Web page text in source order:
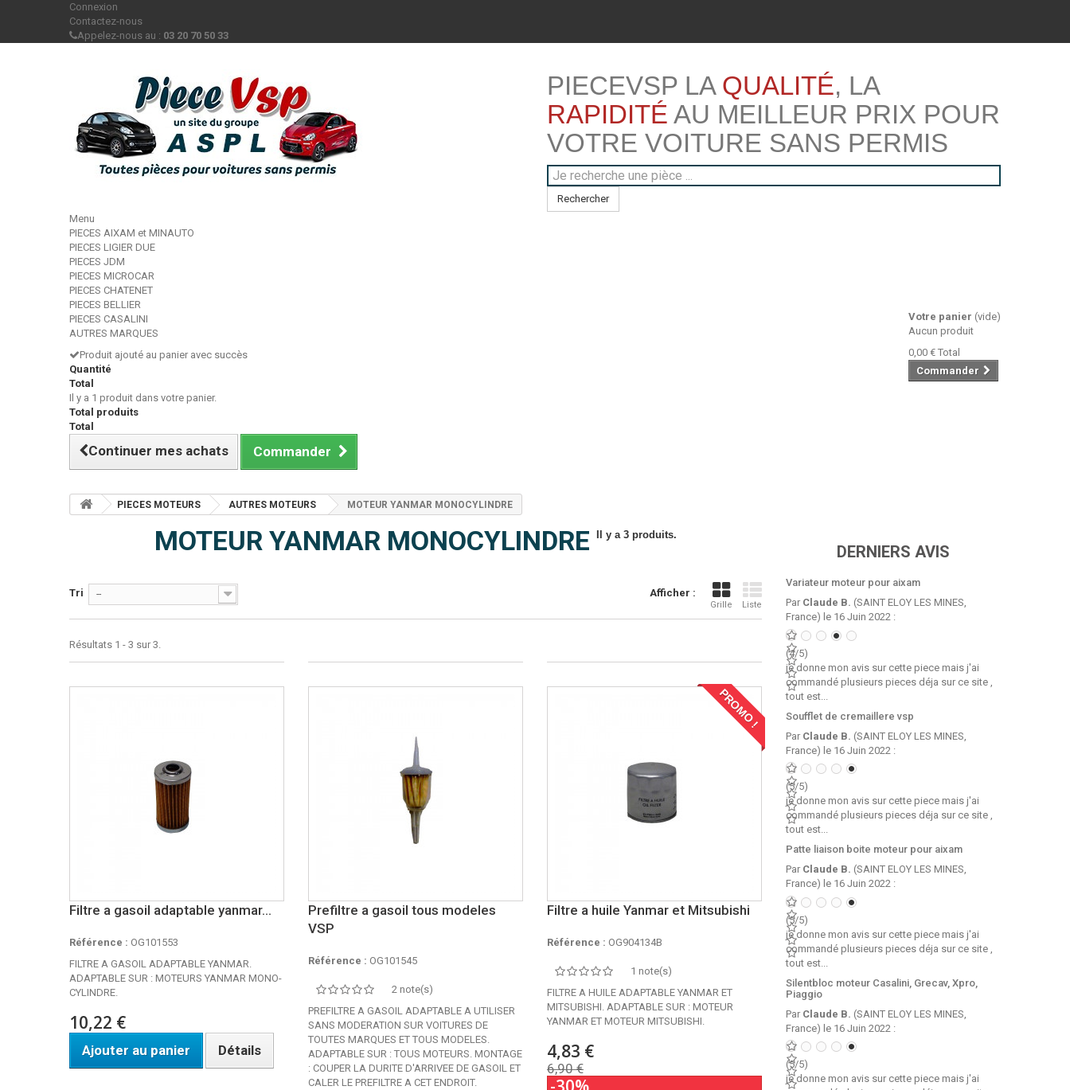
Connexion
Contactez-nous
Appelez-nous au : 03 20 70 50 33
PIECEVSP LA QUALITÉ, LA
RAPIDITÉ AU MEILLEUR PRIX POUR
VOTRE VOITURE SANS PERMIS
Rechercher
Menu
PIECES AIXAM et MINAUTO
PIECES LIGIER DUE
PIECES JDM
PIECES MICROCAR
PIECES CHATENET
PIECES BELLIER
PIECES CASALINI
AUTRES MARQUES
Votre panier (vide)
Aucun produit
0,00 € Total
Commander
Produit ajouté au panier avec succès
Quantité
Total
Il y a 1 produit dans votre panier.
Total produits
Total
Continuer mes achats Commander
PIECES MOTEURS AUTRES MOTEURS MOTEUR YANMAR MONOCYLINDRE
MOTEUR YANMAR MONOCYLINDRE Il y a 3 produits.
Afficher :
Grille Liste
Tri --
Résultats 1 - 3 sur 3.
Filtre a gasoil adaptable yanmar...
Référence : OG101553
FILTRE A GASOIL ADAPTABLE YANMAR.
ADAPTABLE SUR : MOTEURS YANMAR MONO-
CYLINDRE.
10,22 €
Ajouter au panier Détails
Prefiltre a gasoil tous modeles
VSP
Référence : OG101545
2 note(s)
PREFILTRE A GASOIL ADAPTABLE A UTILISER
SANS MODERATION SUR VOITURES DE
TOUTES MARQUES ET TOUS MODELES.
ADAPTABLE SUR : TOUS MOTEURS. MONTAGE
: COUPER LA DURITE D'ARRIVEE DE GASOIL ET
CALER LE PREFILTRE A CET ENDROIT.
PROMO !
Filtre a huile Yanmar et Mitsubishi
Référence : OG904134B
1 note(s)
FILTRE A HUILE ADAPTABLE YANMAR ET
MITSUBISHI. ADAPTABLE SUR : MOTEUR
YANMAR ET MOTEUR MITSUBISHI.
4,83 €
6,90 €
DERNIERS AVIS
Variateur moteur pour aixam
Par Claude B. (SAINT ELOY LES MINES,
France) le 16 Juin 2022 :
(4/5)
je donne mon avis sur cette piece mais j'ai
commandé plusieurs pieces déja sur ce site ,
tout est...
Soufflet de cremaillere vsp
Par Claude B. (SAINT ELOY LES MINES,
France) le 16 Juin 2022 :
(5/5)
je donne mon avis sur cette piece mais j'ai
commandé plusieurs pieces déja sur ce site ,
tout est...
Patte liaison boite moteur pour aixam
Par Claude B. (SAINT ELOY LES MINES,
France) le 16 Juin 2022 :
(5/5)
je donne mon avis sur cette piece mais j'ai
commandé plusieurs pieces déja sur ce site ,
tout est...
Silentbloc moteur Casalini, Grecav, Xpro,
Piaggio
Par Claude B. (SAINT ELOY LES MINES,
France) le 16 Juin 2022 :
(5/5)
je donne mon avis sur cette piece mais j'ai